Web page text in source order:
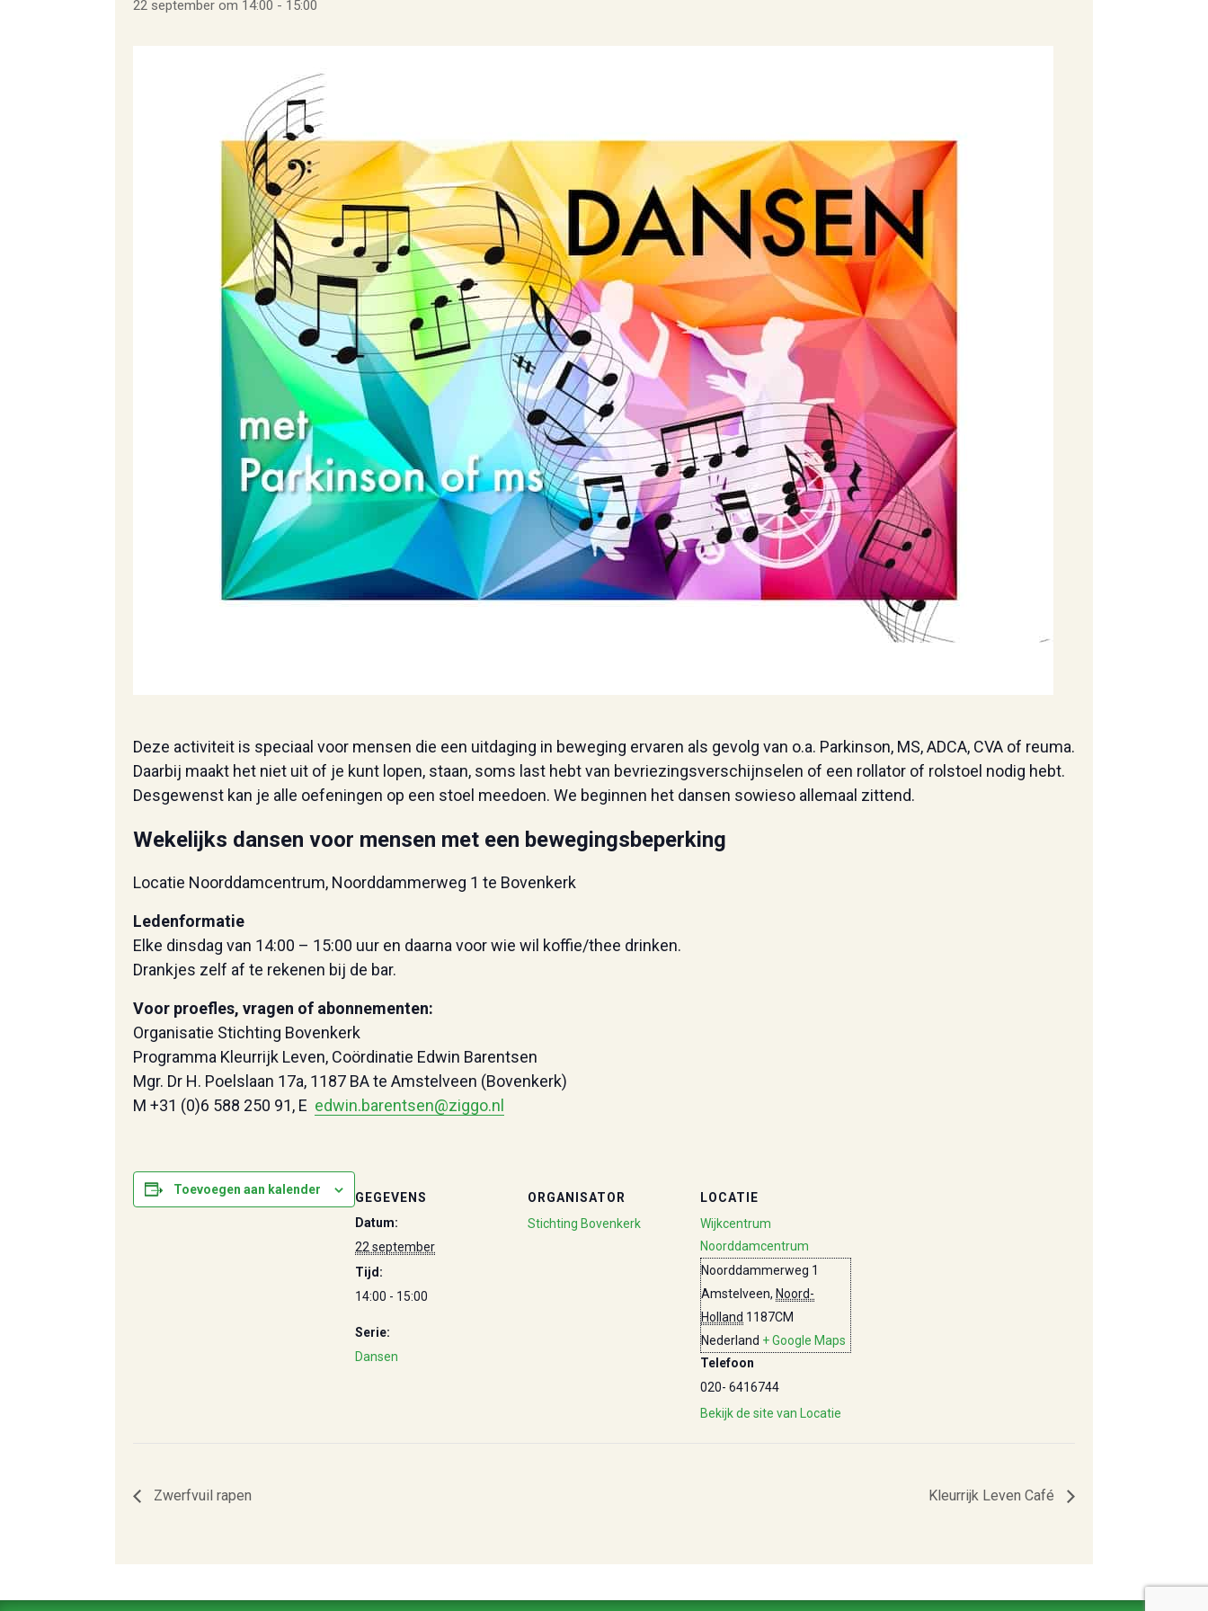
22 september om 14:00 - 15:00
Deze activiteit is speciaal voor mensen die een uitdaging in beweging ervaren als gevolg van o.a. Parkinson, MS, ADCA, CVA of reuma.
Daarbij maakt het niet uit of je kunt lopen, staan, soms last hebt van bevriezingsverschijnselen of een rollator of rolstoel nodig hebt.
Desgewenst kan je alle oefeningen op een stoel meedoen. We beginnen het dansen sowieso allemaal zittend.
Wekelijks dansen voor mensen met een bewegingsbeperking
Locatie Noorddamcentrum, Noorddammerweg 1 te Bovenkerk
Ledenformatie
Elke dinsdag van 14:00 – 15:00 uur en daarna voor wie wil koffie/thee drinken.
Drankjes zelf af te rekenen bij de bar.
Voor proefles, vragen of abonnementen:
Organisatie Stichting Bovenkerk
Programma Kleurrijk Leven, Coördinatie Edwin Barentsen
Mgr. Dr H. Poelslaan 17a, 1187 BA te Amstelveen (Bovenkerk)
M +31 (0)6 588 250 91, E edwin.barentsen@ziggo.nl
Toevoegen aan kalender
GEGEVENS
Datum:
22 september
Tijd:
14:00 - 15:00
Serie:
Dansen
ORGANISATOR
Stichting Bovenkerk
LOCATIE
Wijkcentrum
Noorddamcentrum
Noorddammerweg 1
Amstelveen, Noord-
Holland 1187CM
Nederland + Google Maps
Telefoon
020- 6416744
Bekijk de site van Locatie
Zwerfvuil rapen Kleurrijk Leven Café